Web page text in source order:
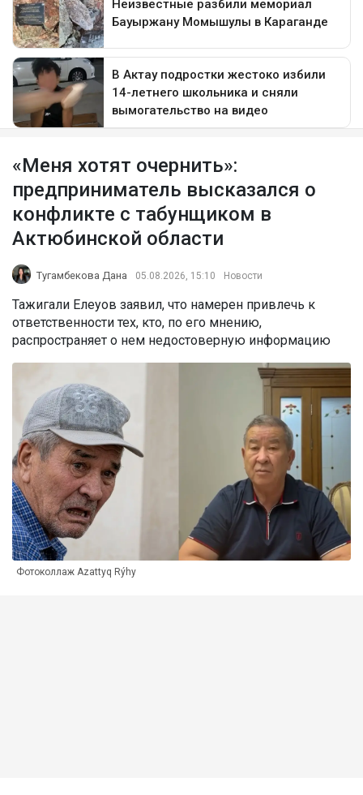
«Меня хотят очернить»:
предприниматель высказался о
конфликте с табунщиком в
Актюбинской области
Тугамбекова Дана 05.08.2026, 15:10 Новости
Тажигали Елеуов заявил, что намерен привлечь к
ответственности тех, кто, по его мнению,
распространяет о нем недостоверную информацию
Фотоколлаж Azattyq Rýhy